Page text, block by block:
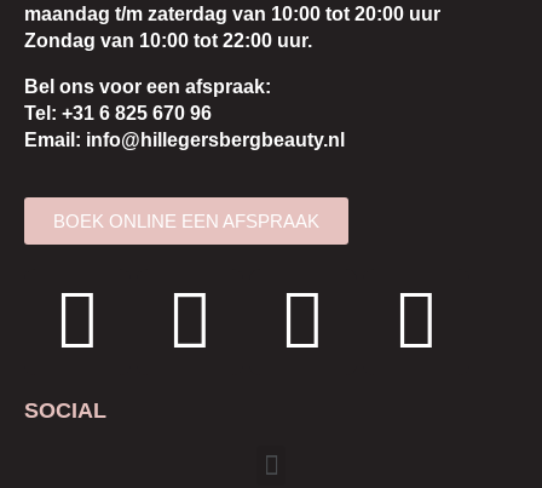
maandag t/m zaterdag van 10:00 tot 20:00 uur
Zondag van 10:00 tot 22:00 uur.
Bel ons voor een afspraak:
Tel: +31 6 825 670 96
Email: info@hillegersbergbeauty.nl
BOEK ONLINE EEN AFSPRAAK
SOCIAL